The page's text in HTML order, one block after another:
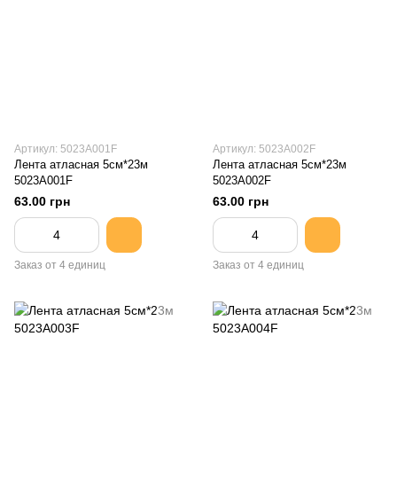
Артикул: 5023A001F
Лента атласная 5см*23м
5023A001F
63.00 грн
Заказ от 4 единиц
Артикул: 5023A002F
Лента атласная 5см*23м
5023A002F
63.00 грн
Заказ от 4 единиц